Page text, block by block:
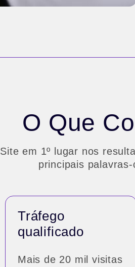
O Que
Site em 1º lugar nos
principais
Tráfego
qualificado
Mais de 20 mil visitas